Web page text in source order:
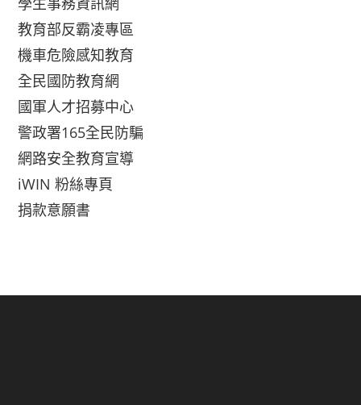
教育部反霸凌專區
機車危險感知教育
全民國防教育網
國軍人才招募中心
警政署165全民防騙
網路安全教育宣導
iWIN 粉絲專頁
捐款意願書